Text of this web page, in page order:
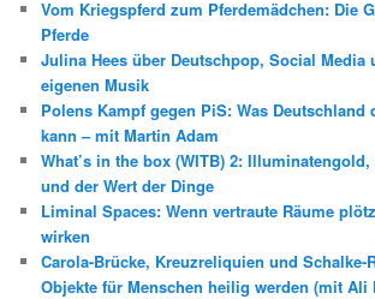
Vom Kriegspferd zum Pferdemädchen: Die
Pferde
Julina Hees über Deutschpop, Social Media
eigenen Musik
Polens Kampf gegen PiS: Was Deutschland
kann – mit Martin Adam
What’s in the box (WITB) 2:
und der Wert der Dinge
Liminal Spaces: Wenn vertraute Räume
wirken
Carola-Brücke, Kreuzreliquien und Schalke-
Objekte für Menschen heilig werden (mit Ali